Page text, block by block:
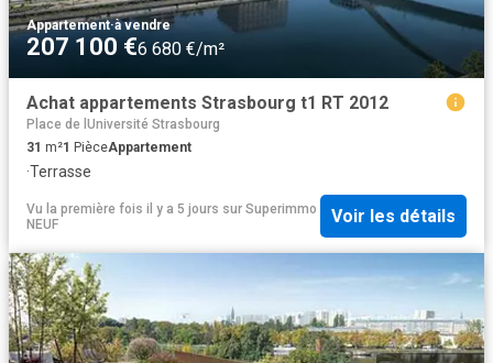
Appartement·à vendre
207 100 €6 680 €/m²
Achat appartements Strasbourg t1 RT 2012
Place de lUniversité Strasbourg
31 m²1 PièceAppartement
·Terrasse
Vu la première fois il y a 5 jours sur Superimmo
NEUF
Voir les détails